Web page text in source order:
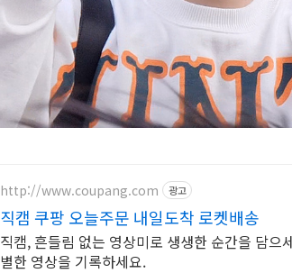
http://www.coupang.com 광고
직캠 쿠팡 오늘주문 내일도착 로켓배송
직캠, 흔들림 없는 영상미로 생생한 순간을 담
별한 영상을 기록하세요.